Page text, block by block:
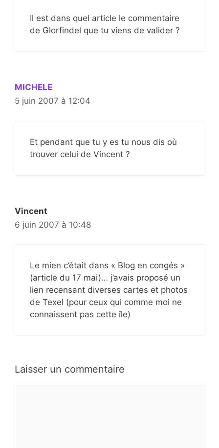
Il est dans quel article le commentaire
de Glorfindel que tu viens de valider ?
MICHELE
5 juin 2007 à 12:04
Et pendant que tu y es tu nous dis où
trouver celui de Vincent ?
Vincent
6 juin 2007 à 10:48
Le mien c’était dans « Blog en congés »
(article du 17 mai)… j’avais proposé un
lien recensant diverses cartes et photos
de Texel (pour ceux qui comme moi ne
connaissent pas cette île)
Laisser un commentaire